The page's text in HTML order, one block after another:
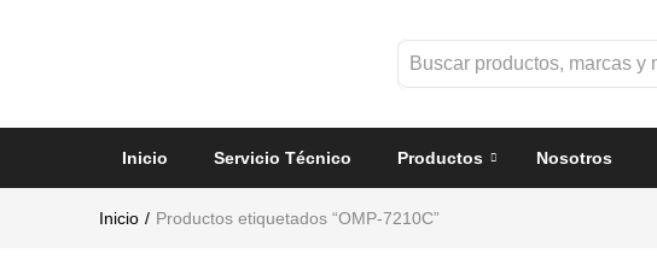
Inicio Servicio Técnico Productos Nosotros
Inicio Productos etiquetados “OMP-7210C”